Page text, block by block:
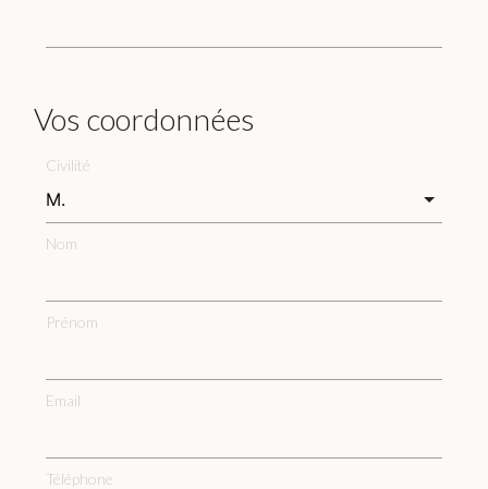
Vos coordonnées
Civilité
Nom
Prénom
Email
Téléphone